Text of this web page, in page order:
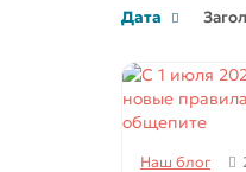
Дата
Наш блог